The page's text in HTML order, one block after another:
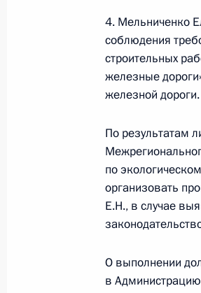
20 ноября
20 ноября
руководитель
службы по
Вотчаев
в Москве
20 ноября 2019
15 мая 2019
4. Мельниченко
соблюдения
строительных
железные
железной дороги.
По результатам
по
организовать
Е.Н., в случае
О выполнении
в